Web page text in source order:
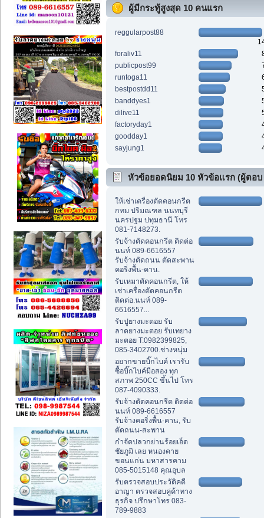
ผู้มีกระทู้สูงสุด 10 คนแรก
reggularpost88
foraliv11
publicpost99
runtoga11
bestpostdd11
banddyes1
dilive11
factoryday1
goodday1
sayjung1
หัวข้อยอดนิยม 10 หัวข้อแรก (ผู้ตอบ
สูงสุด)
ให้เช่าเครื่องตัดคอนกรีต
กทม ปริมณฑล นนทบุรี
นครปฐม ปทุมธานี โทร
081-7148273.
รับจ้างตัดคอนกรีต ติดต่อ
นนท์ 089-6616557
รับจ้างตัดถนน ตัดสะพาน
คอริ่งพื้น-คาน.
รับเหมาตัดคอนกรีต, ให้
เช่าเครื่องตัดคอนกรีต
ติดต่อ.นนท์ 089-
6616557...
รับปูยางมะตอย รับ
ลาดยางมะตอย รับเทยาง
มะตอย T:0982399825,
085-3402700.ช่างหนุ่ม
อยากขายบิ๊กไบค์ เรารับ
ซื้อบิ๊กไบค์มือสอง ทุก
สภาพ 250CC ขึ้นไป โทร
087-4090333.
รับจ้างตัดคอนกรีต ติดต่อ
นนท์ 089-6616557
รับจ้างคอริ่งพื้น-คาน, รับ
ตัดถนน-สะพาน
กำจัดปลวกย่านร้อยเอ็ด
ชัยภูมิ เลย หนองคาย
ขอนแก่น มหาสารคาม
085-5015148 คุณอุบล
รับตรวจสอบประวัติคดี
อาญา ตรวจสอบคู่ค้าทาง
ธุรกิจ ปรึกษาโทร 083-
789-9883